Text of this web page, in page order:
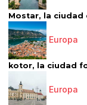
Mostar, la ciudad
Europa
kotor, la ciudad
Europa